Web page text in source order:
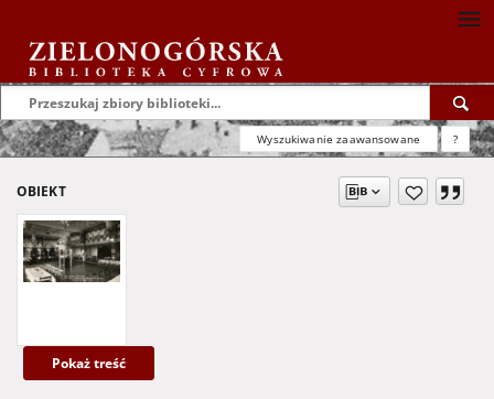
Wyszukiwanie zaawansowane ?
OBIEKT
Pokaż treść